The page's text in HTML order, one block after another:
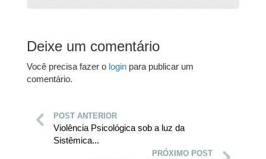
Deixe um comentário
Você precisa fazer o login para publicar um
comentário.
POST ANTERIOR
Violência Psicológica sob a luz da
Sistêmica...
PRÓXIMO POST